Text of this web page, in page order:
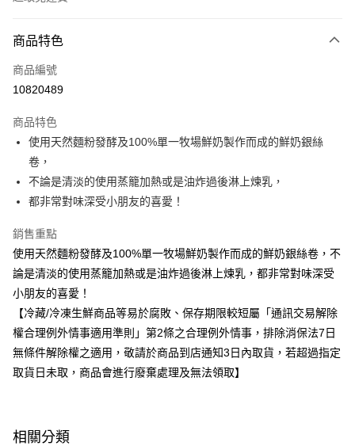
全家線上支付
超商取貨付款
運送方式
冷凍-全家取貨付款
免運費
冷凍-付款後全家取貨
商品特色
商品編號
10820489
商品特色
使用天然麵粉發酵及100%單一牧場鮮奶製作而成的鮮奶銀絲
卷，
不論是清淡的使用蒸籠加熱或是油炸過後淋上煉乳，
都非常對味深受小朋友的喜愛！
銷售重點
使用天然麵粉發酵及100%單一牧場鮮奶製作而成的鮮奶銀絲卷，不
論是清淡的使用蒸籠加熱或是油炸過後淋上煉乳，都非常對味深受
小朋友的喜愛！
【冷藏/冷凍生鮮商品等易於腐敗、保存期限較短屬「通訊交易解除
權合理例外情事適用準則」第2條之合理例外情事，排除消保法7日
無條件解除權之適用，敬請於商品到店通知3日內取貨，若超過指定
取貨日未取，商品會進行廢棄處理及無法領取】
相關分類